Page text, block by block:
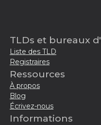
TLDs et bureaux
Liste des TLD
Registraires
Ressources
À propos
Blog
Écrivez-nous
Informations